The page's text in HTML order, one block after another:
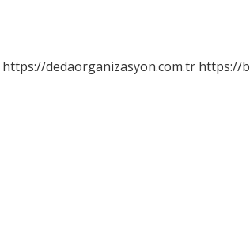
https://dedaorganizasyon.com.tr https://